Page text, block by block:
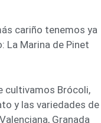
cariño tenemos ya
La Marina de Pinet
cultivamos Brócoli,
y las variedades de
Granada